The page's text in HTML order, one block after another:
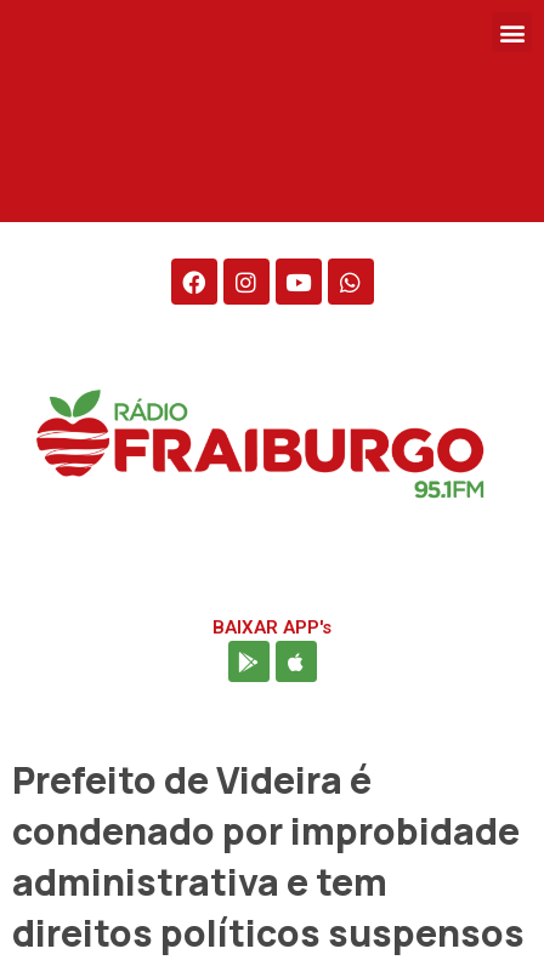
BAIXAR APP's
Prefeito de Videira é
condenado por improbidade
administrativa e tem
direitos políticos suspensos